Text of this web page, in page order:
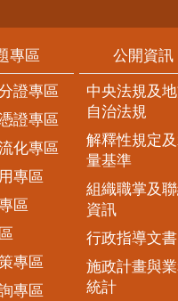
會設立「新住
，希望幫助新
民母國文化與
兩個周末舉辦
帶領新住民親
灣燉補料理、
活動更加親近
專區
證專區
證專區
化專區
專區
區
專區
專區
公開資訊
中央法規及
自治法規
解釋性規定
量基準
組織職掌及
資訊
行政指導文書
施政計畫與
統計